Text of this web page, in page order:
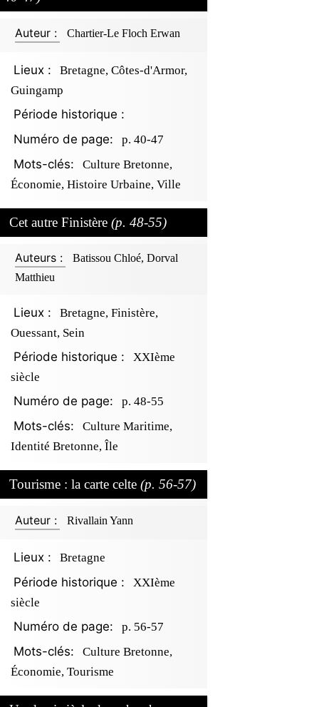
Auteur : Chartier-Le Floch Erwan
Lieux :
Bretagne, Côtes-d'Armor,
Guingamp
Période historique :
Numéro de page:
p. 40-47
Mots-clés:
Culture Bretonne,
Économie, Histoire Urbaine, Ville
Cet autre Finistère (p. 48-55)
Auteurs :
Batissou Chloé, Dorval
Matthieu
Lieux :
Bretagne, Finistère,
Ouessant, Sein
Période historique :
XXIème
siècle
Numéro de page: p. 48-55
Mots-clés:
Culture Maritime,
Identité Bretonne, Île
Tourisme : la carte celte (p. 56-57)
Auteur : Rivallain Yann
Lieux : Bretagne
Période historique :
XXIème
siècle
Numéro de page: p. 56-57
Mots-clés:
Culture Bretonne,
Économie, Tourisme